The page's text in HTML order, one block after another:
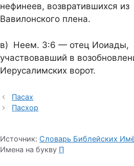
нефинеев, возвратившихся из
Вавилонского плена.
в) Неем. 3:6 — отец Иоиады,
участвовавший в
Иерусалимских ворот.
Пасах
Пасхор
Источник: Словарь Библейских
Имена на букву П